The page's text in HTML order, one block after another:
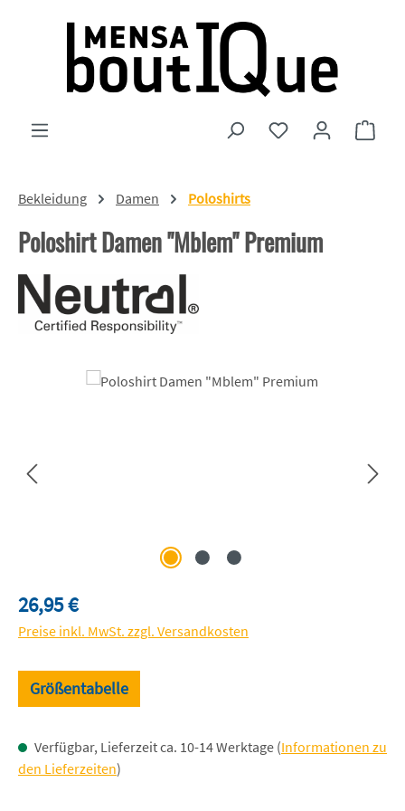
Zum Hauptinhalt springen
Du hast 0
Bekleidung Damen Poloshirts
Poloshirt Damen "Mblem" Premium
Bildergalerie überspringen
Regulärer Preis:
26,95 €
Preise inkl. MwSt. zzgl. Versandkosten
Größentabelle
Verfügbar, Lieferzeit ca. 10-14 Werktage (Informationen zu
den Lieferzeiten)